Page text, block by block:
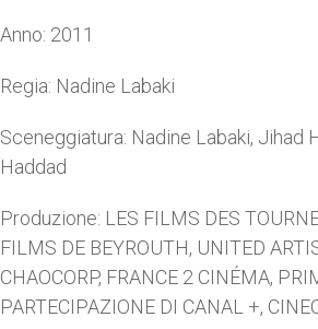
Anno: 2011
Regia: Nadine Labaki
Sceneggiatura: Nadine Labaki, Jihad
Haddad
Produzione: LES FILMS DES
FILMS DE BEYROUTH, UNITED
CHAOCORP, FRANCE 2 CINÉMA,
PARTECIPAZIONE DI CANAL +,